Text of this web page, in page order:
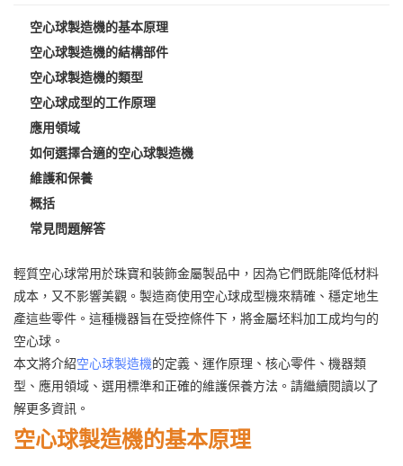
空心球製造機的基本原理
空心球製造機的結構部件
空心球製造機的類型
空心球成型的工作原理
應用領域
如何選擇合適的空心球製造機
維護和保養
概括
常見問題解答
輕質空心球常用於珠寶和裝飾金屬製品中，因為它們既能降低材料
成本，又不影響美觀。製造商使用空心球成型機來精確、穩定地生
產這些零件。這種機器旨在受控條件下，將金屬坯料加工成均勻的
空心球。
本文將介紹空心球製造機的定義、運作原理、核心零件、機器類
型、應用領域、選用標準和正確的維護保養方法。請繼續閱讀以了
解更多資訊。
空心球製造機的基本原理